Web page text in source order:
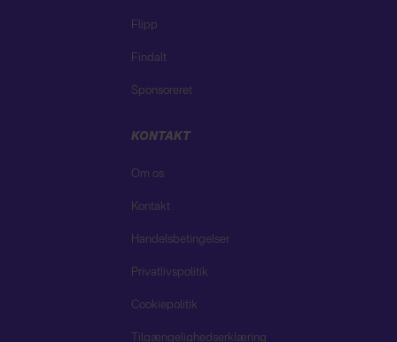
Flipp
Findalt
Sponsoreret
KONTAKT
Om os
Kontakt
Handelsbetingelser
Privatlivspolitik
Cookiepolitik
Tilgængelighedserklæring